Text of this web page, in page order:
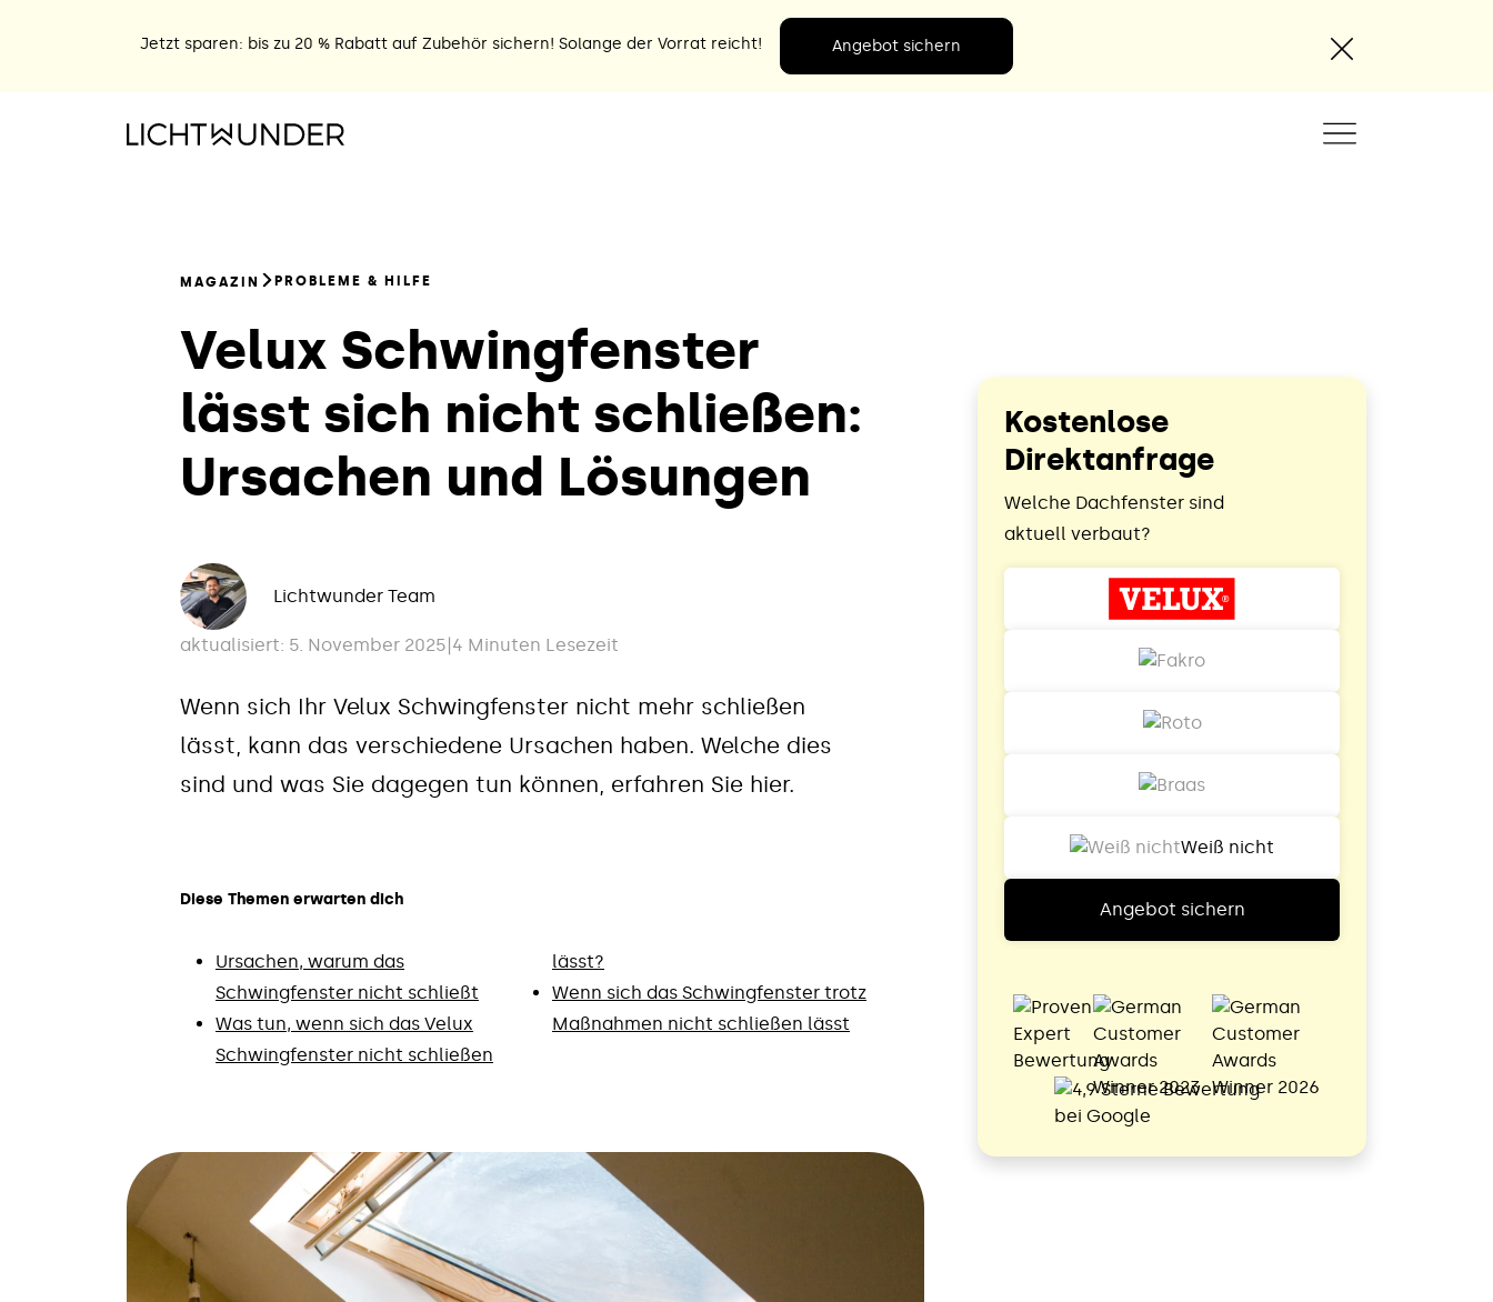
Jetzt sparen: bis zu 20 % Rabatt auf Zubehör sichern! Solange der Vorrat reicht! Angebot sichern
MAGAZIN PROBLEME & HILFE
Velux Schwingfenster
lässt sich nicht schließen:
Ursachen und Lösungen
Lichtwunder Team
aktualisiert: 5. November 2025|4 Minuten Lesezeit
Wenn sich Ihr Velux Schwingfenster nicht mehr schließen
lässt, kann das verschiedene Ursachen haben. Welche dies
sind und was Sie dagegen tun können, erfahren Sie hier.
Diese Themen erwarten dich
Ursachen, warum das
Schwingfenster nicht schließt
Was tun, wenn sich das Velux
Schwingfenster nicht schließen
lässt?
Wenn sich das Schwingfenster trotz
Maßnahmen nicht schließen lässt
Kostenlose
Direktanfrage
Welche Dachfenster sind
aktuell verbaut?
Weiß nicht
Angebot sichern